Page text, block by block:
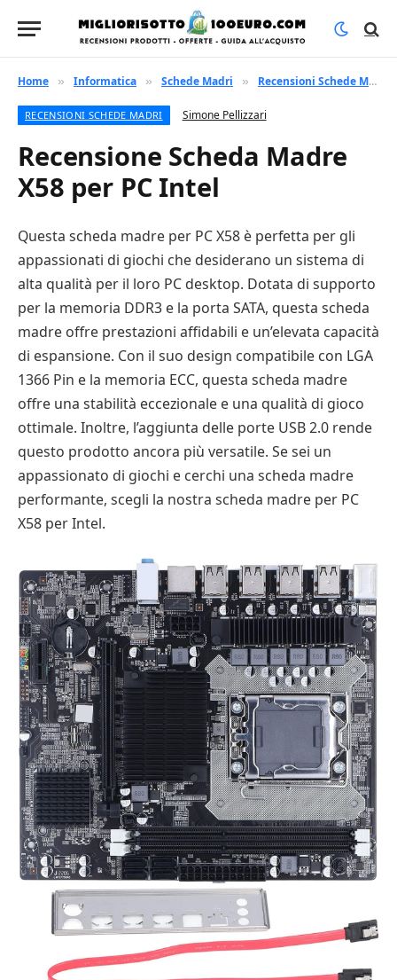
Home » Informatica » Schede Madri » Recensioni Schede Madri
RECENSIONI SCHEDE MADRI Simone Pellizzari
Recensione Scheda Madre
X58 per PC Intel
Questa scheda madre per PC X58 è perfetta per gli
appassionati di giochi che desiderano un sistema di
alta qualità per il loro PC desktop. Dotata di supporto
per la memoria DDR3 e la porta SATA, questa scheda
madre offre prestazioni affidabili e un’elevata capacità
di espansione. Con il suo design compatibile con LGA
1366 Pin e la memoria ECC, questa scheda madre
offre una stabilità eccezionale e una qualità di gioco
ottimale. Inoltre, l’aggiunta delle porte USB 2.0 rende
questo prodotto ancora più versatile. Se sei un
appassionato di giochi e cerchi una scheda madre
performante, scegli la nostra scheda madre per PC
X58 per Intel.